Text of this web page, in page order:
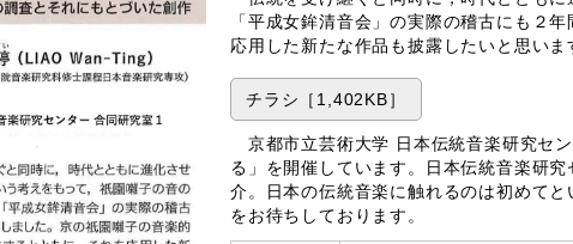
「平成女鉾清音会」の実際の稽古にも２
応用した新たな作品も披露したいと思いま
チラシ［1,402KB］
京都市立芸術大学 日本伝統音楽研究セ
る」を開催しています。日本伝統音楽研
介。日本の伝統音楽に触れるのは初めて
をお待ちしております。